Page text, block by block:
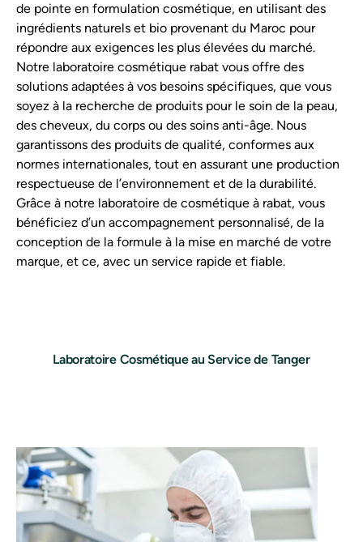
de pointe en formulation cosmétique, en utilisant des
ingrédients naturels et bio provenant du Maroc pour
répondre aux exigences les plus élevées du marché.
Notre laboratoire cosmétique rabat vous offre des
solutions adaptées à vos besoins spécifiques, que vous
soyez à la recherche de produits pour le soin de la peau,
des cheveux, du corps ou des soins anti-âge. Nous
garantissons des produits de qualité, conformes aux
normes internationales, tout en assurant une production
respectueuse de l’environnement et de la durabilité.
Grâce à notre laboratoire de cosmétique à rabat, vous
bénéficiez d’un accompagnement personnalisé, de la
conception de la formule à la mise en marché de votre
marque, et ce, avec un service rapide et fiable.
Laboratoire Cosmétique au Service de Tanger